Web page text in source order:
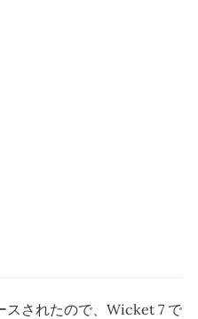
スされたので、Wicket 7 で